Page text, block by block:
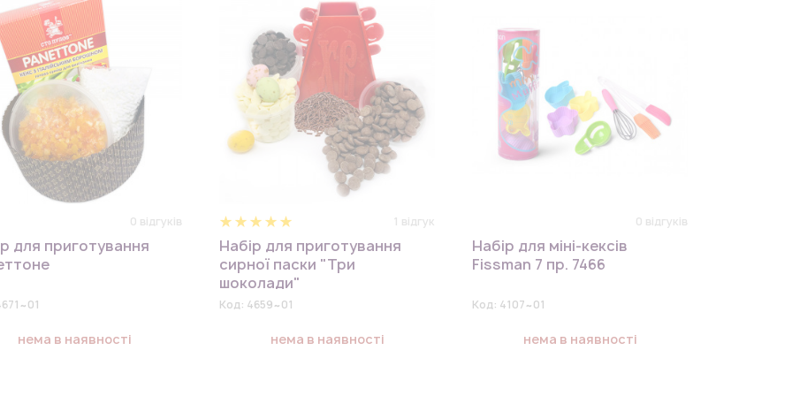
0 відгуків
для приготування
нема в наявності
1 відгук
Набір для приготування
сирної паски "Три
шоколади"
Код: 4659~01
нема в наявності
0 відгуків
Набір для міні-кексів
Fissman 7 пр. 7466
Код: 4107~01
нема в наявності